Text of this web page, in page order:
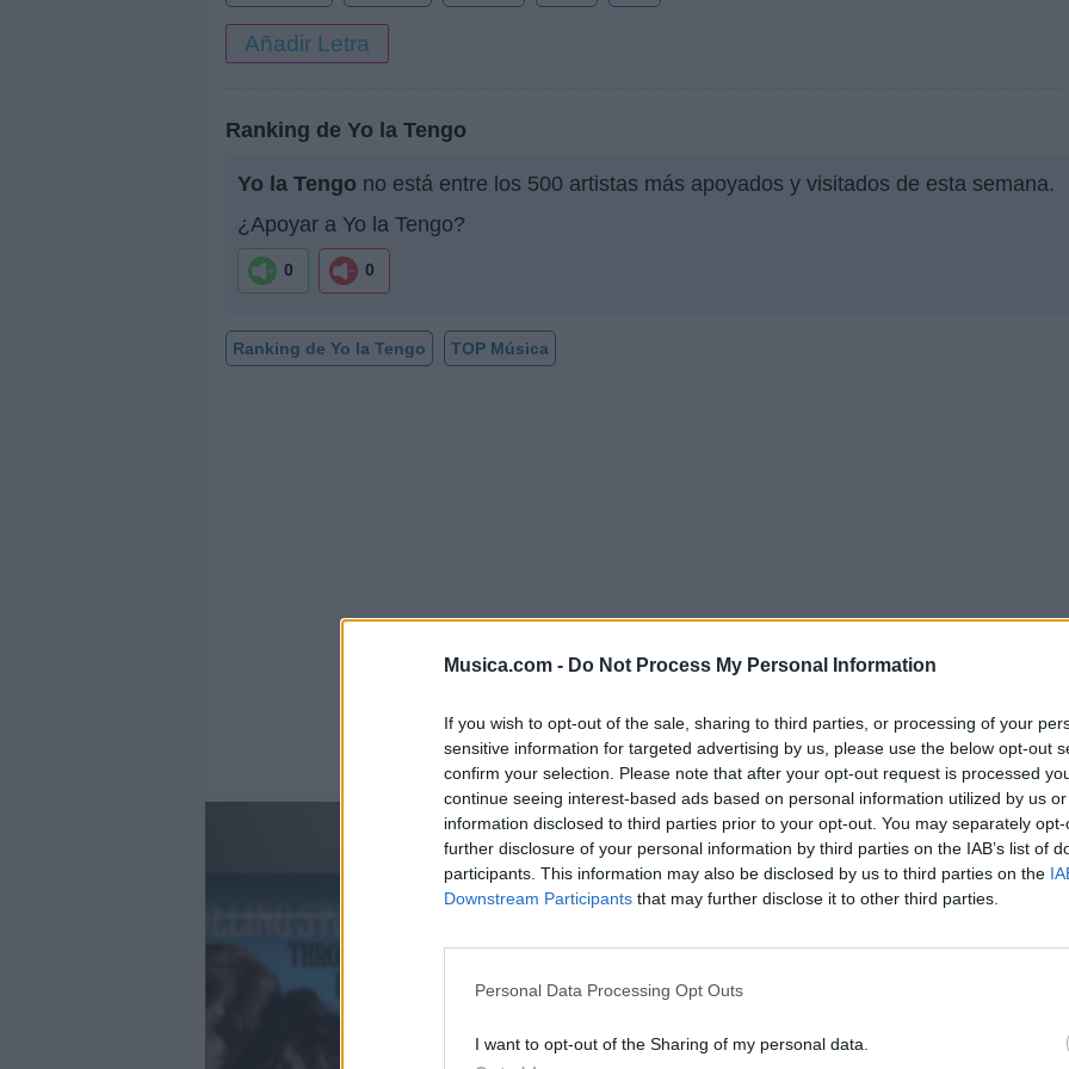
Musica.com - Do Not Process My Personal Information
If you wish to opt-out of the sale, sharing to third parties, or processing of your
sensitive information for targeted advertising by us, please use the below opt-out
confirm your selection. Please note that after your opt-out request is processed
continue seeing interest-based ads based on personal information utilized by us
information disclosed to third parties prior to your opt-out. You may separately
further disclosure of your personal information by third parties on the IAB’s list of
participants. This information may also be disclosed by us to third parties on the
Downstream Participants that may further disclose it to other third parties.
Personal Data Processing Opt Outs
I want to opt-out of the Sharing of my personal data.
Añadir Letra
Ranking de Yo la Tengo
Yo la Tengo no está entre los 500 artistas más apoyados y visitados de esta semana.
¿Apoyar a Yo la Tengo?
0 0
Ranking de Yo la Tengo TOP Música
Ver perfil
@musicapuntocom Ver perfil